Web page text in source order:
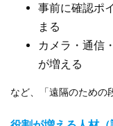
事前に確認ポ
まる
カメラ・通信
が増える
など、「遠隔のための